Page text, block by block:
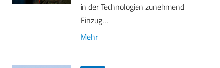
in der Technologien zunehmend
Einzug…
Mehr